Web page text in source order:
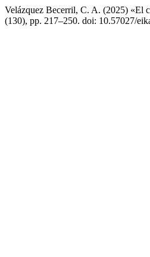
Velázquez Becerril, C. A. (2025) «El
(130), pp. 217–250. doi: 10.57027/